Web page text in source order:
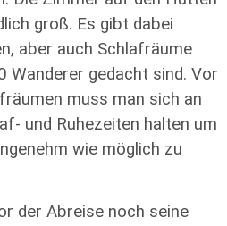
groß. Es gibt dabei
aber auch Schlafräume
Wanderer gedacht sind. Vor
muss man sich an
und Ruhezeiten halten um
wie möglich zu
der Abreise noch seine